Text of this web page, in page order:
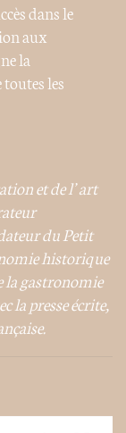
dans le
aux
la
les
et de l’art
du Petit
historique
la gastronomie
la presse écrite,